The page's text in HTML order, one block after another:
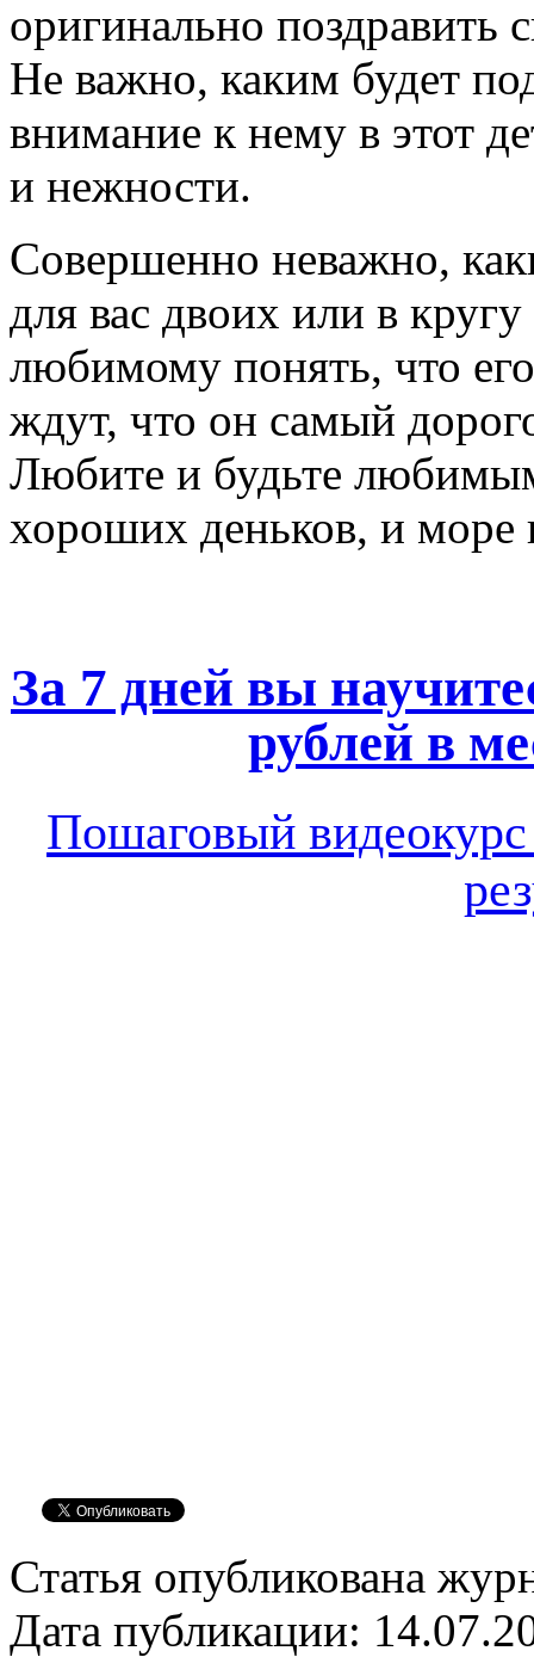
оригинально поздравить
Не важно, каким будет
внимание к нему в этот
и нежности.
Совершенно неважно,
для вас двоих или в
любимому понять, что
ждут, что он самый
Любите и будьте
хороших деньков, и море
За 7 дней вы
рублей в
Пошаговый
Статья опубликована
Дата публикации: